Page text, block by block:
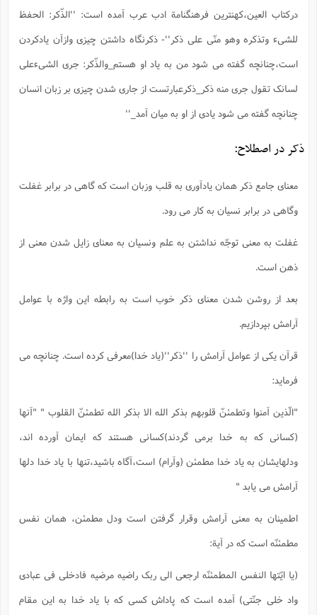
درکتاب العین،کهنترین فرهنگنامة ادب عرب آمده است: ''الذّکر: الحفظ
للشیء وتذکره وهو منّی علی ذکر''- ‌ذکرنگاه داشتن چیزی وازآن یادکردن
است،چنانچه گفته می شود من به یاد او هستم_والذّکر: جری الشیءعلی
لسانک تقول جری منه ذکر_ذکرعبارتست از جاری شدن چیزی بر زبان انسان
چنانچه گفته می شود یادی از او به میان آمد_''
ذکر در اصطلاح:
معنای جامع ذکر همان یادآوری به قلب وزبان است که گاهی در برابر غفلت
وگاهی در برابر نسیان به کار می رود.
غفلت به معنی توجّه نداشتن به علم ونسیان به معنای زایل شدن معنی از
ذهن است.
بعد از روشن شدن معنای ذکر خوب است به رابطه این واژه با عوامل
آرامش بپردازیم.
قرآن یکی از عوامل آرامش را ''ذکر''(یاد خدا)معرفی کرده است. چنانچه می
فرماید:
"الّذین آمنوا وتطمئنّ قلوبهم بذکر الله الا بذکر الله تطمئنّ القلوب " "آنها
(کسانی که به خدا برمی گردند)کسانی هستند که ایمان آورده اند،
ودلهایشان به یاد خدا مطمئن (وآرام) است،آگاه باشید،تنها با یاد خدا دلها
آرامش می یابد "
اطمینان به معنی آرامش وقرار گرفتن است ودل مطمئن، همان نفس
مطمئنّه است که در آیة:
(یا ایّتها النفس المطمئنّه ارجعی الی ربک راضیه مرضیه فادخلی فی عبادی
واد خلی جنّتی) آمده است که پاداش کسی که با یاد خدا به این مقام